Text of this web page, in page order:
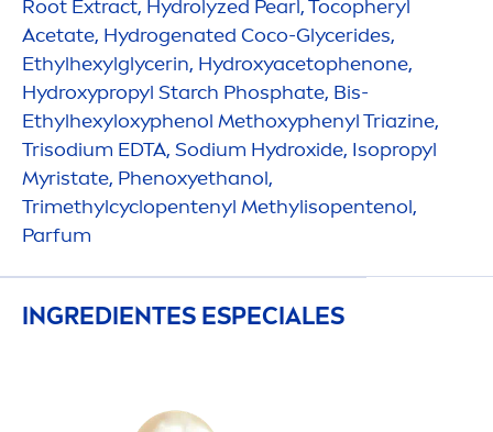
Root Extract, Hydrolyzed Pearl, Tocopheryl
Acetate, Hydrogenated Coco-Glycerides,
Ethylhexylglycerin, Hydroxyacetophenone,
Hydroxypropyl Starch Phosphate, Bis-
Ethylhexyloxyphenol Methoxyphenyl Triazine,
Trisodium EDTA, Sodium Hydroxide, Isopropyl
Myristate, Phenoxyethanol,
Trimethylcyclopentenyl Methylisopentenol,
Parfum
INGREDIENTES ESPECIALES